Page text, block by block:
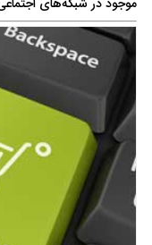
موجود در شبکه‌های